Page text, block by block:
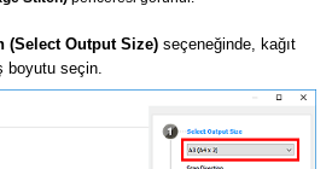
(Select Output Size) seçeneğinde, kağıt
boyutu seçin.